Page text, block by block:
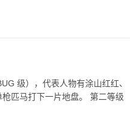
级），代表人物有涂山红红、
匹马打下一片地盘。 第二等级